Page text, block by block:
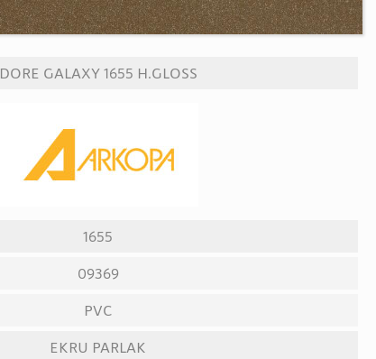
DORE GALAXY 1655 H.GLOSS
1655
09369
PVC
EKRU PARLAK